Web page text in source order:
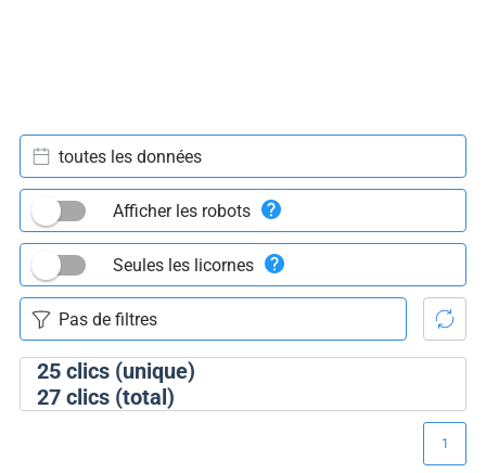
25clics (unique)
27clics (total)
toutes les données
Afficher les robots
Seules les licornes
1